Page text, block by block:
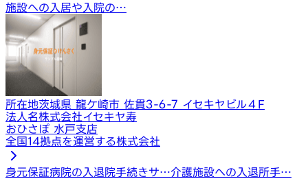
施設への入居や入院の…
所在地茨城県 龍ケ崎市 佐貫3-6-7 イセキヤビル４F
法人名株式会社イセキヤ寿
おひさぽ 水戸支店
全国14拠点を運営する株式会社
身元保証病院の入退院手続きサ…介護施設への入退所手…